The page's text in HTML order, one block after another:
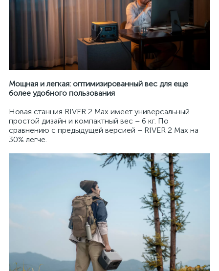
Мощная и легкая: оптимизированный вес для еще
более удобного пользования
Новая станция RIVER 2 Max имеет универсальный
простой дизайн и компактный вес – 6 кг. По
сравнению с предыдущей версией – RIVER 2 Max на
30% легче.